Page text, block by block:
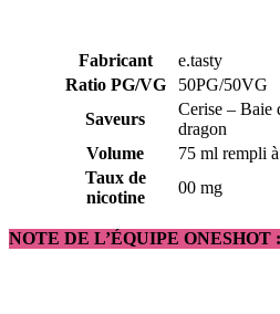
Fabricant
e.tasty
Ratio PG/VG
50PG/50VG
Saveurs
Cerise – Baie
dragon
Volume
75 ml rempli
Taux de
nicotine
00 mg
NOTE DE L’ÉQUIPE ONESHOT